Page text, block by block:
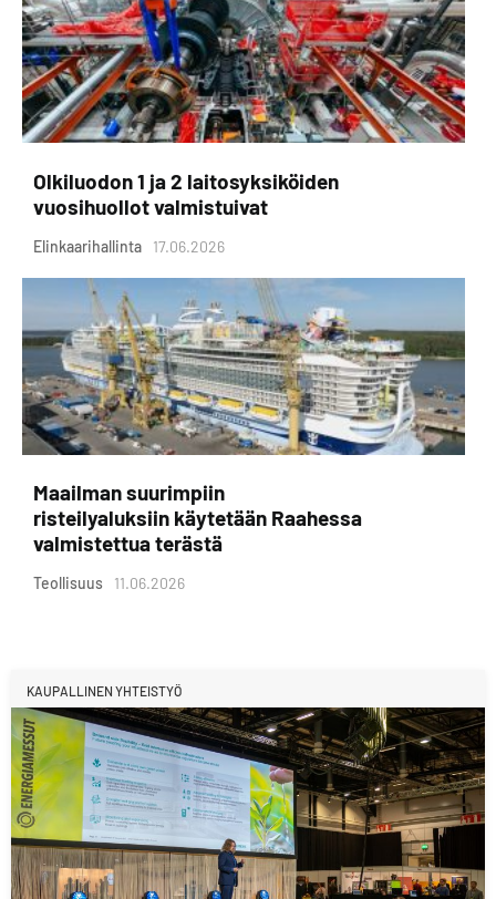
Olkiluodon 1 ja 2 laitosyksiköiden
vuosihuollot valmistuivat
Elinkaarihallinta 17.06.2026
Maailman suurimpiin
risteilyaluksiin käytetään Raahessa
valmistettua terästä
Teollisuus 11.06.2026
KAUPALLINEN YHTEISTYÖ